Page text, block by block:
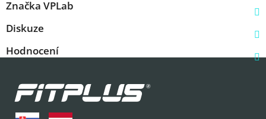
Značka VPLab
Diskuze
Hodnocení